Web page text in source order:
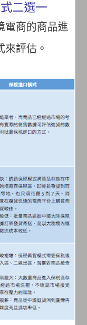
二選一
電商的商品進
評估。